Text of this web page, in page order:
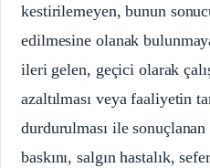
kestirilemeyen, bunun
edilmesine olanak
ileri gelen, geçici olarak
azaltılması veya faaliyetin
durdurulması ile
baskını, salgın hastalık,